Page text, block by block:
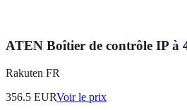
ATEN Boîtier de contrôle IP à
Rakuten FR
356.5 EURVoir le prix